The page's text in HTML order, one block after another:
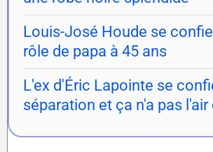
Louis-José Houde se
rôle de papa à 45 ans
L'ex d'Éric Lapointe se
séparation et ça n'a pas l'air